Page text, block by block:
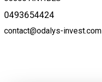
0493654424
contact@odalys-invest.com